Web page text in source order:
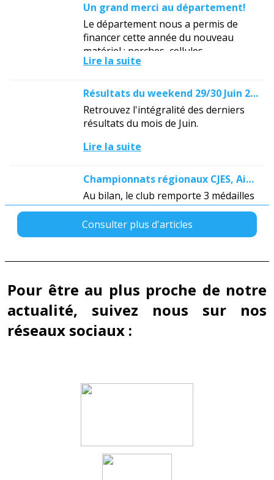
Pour être au plus proche de notre
actualité, suivez nous sur nos
réseaux sociaux :